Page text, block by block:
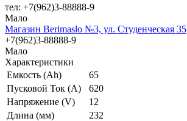
тел: +7(962)3-88888-9
Мало
Магазин Berimaslo №3, ул. Студенческая 35
+7(962)3-88888-9
Мало
Характеристики
Емкость (Ah)
65
Пусковой Ток (A)
620
Напряжение (V)
12
Длина (мм)
232